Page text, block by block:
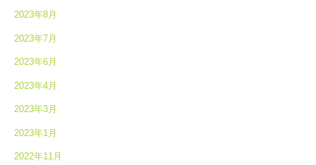
2023年8月
2023年7月
2023年6月
2023年4月
2023年3月
2023年1月
2022年11月